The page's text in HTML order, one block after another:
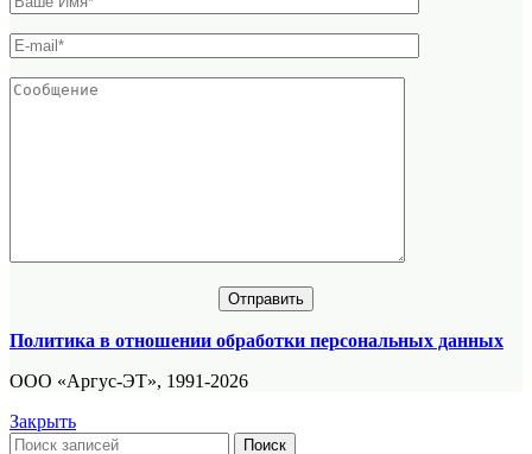
Политика в отношении обработки персональных данных
ООО «Аргус-ЭТ», 1991-2026
Закрыть
Поиск